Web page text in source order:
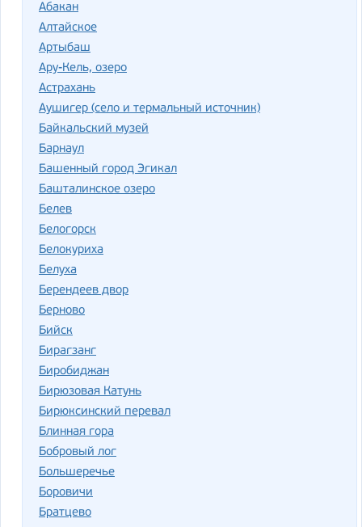
Абакан
Алтайское
Артыбаш
Ару-Кель, озеро
Астрахань
Аушигер (село и термальный источник)
Байкальский музей
Барнаул
Башенный город Эгикал
Башталинское озеро
Белев
Белогорск
Белокуриха
Белуха
Берендеев двор
Берново
Бийск
Бирагзанг
Биробиджан
Бирюзовая Катунь
Бирюксинский перевал
Блинная гора
Бобровый лог
Большеречье
Боровичи
Братцево